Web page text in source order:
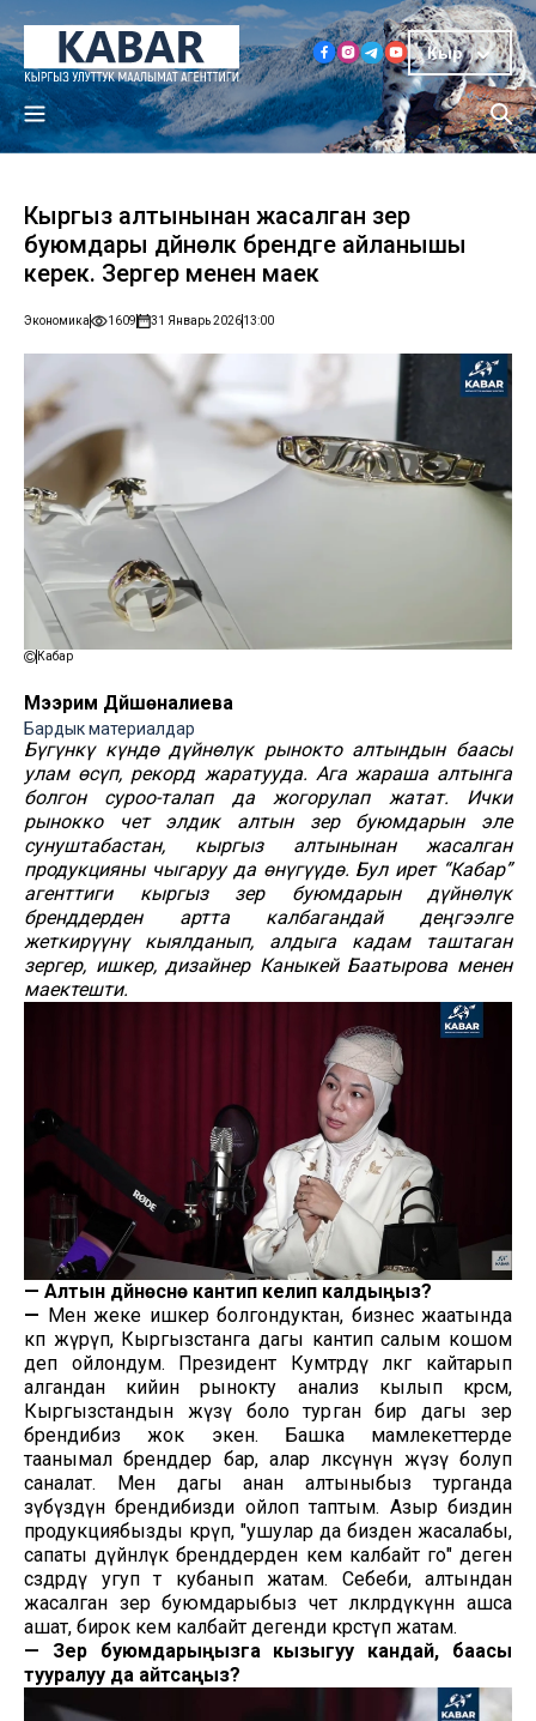
Кыр
Кыргыз алтынынан жасалган зер
буюмдары дүйнөлүк брендге айланышы
керек. Зергер менен маек
Экономика 1609 31 Январь 202613:00
Кабар
Мээрим Дүйшөналиева
Бардык материалдар
Бүгүнкү күндө дүйнөлүк рынокто алтындын баасы
улам өсүп, рекорд жаратууда. Ага жараша алтынга
болгон суроо-талап да жогорулап жатат. Ички
рынокко чет элдик алтын зер буюмдарын эле
сунуштабастан, кыргыз алтынынан жасалган
продукцияны чыгаруу да өнүгүүдө. Бул ирет “Кабар”
агенттиги кыргыз зер буюмдарын дүйнөлүк
бренддерден артта калбагандай деңгээлге
жеткирүүнү кыялданып, алдыга кадам таштаган
зергер, ишкер, дизайнер Каныкей Баатырова менен
маектешти.
— Алтын дүйнөсүнө кантип келип калдыңыз?
— Мен жеке ишкер болгондуктан, бизнес жаатында
көп жүрүп, Кыргызстанга дагы кантип салым кошом
деп ойлондум. Президент Кумтөрдү өлкөгө кайтарып
алгандан кийин рынокту анализ кылып көрсөм,
Кыргызстандын жүзү боло турган бир дагы зер
брендибиз жок экен. Башка мамлекеттерде
таанымал бренддер бар, алар өлкөсүнүн жүзү болуп
саналат. Мен дагы анан алтыныбыз турганда
өзүбүздүн брендибизди ойлоп таптым. Азыр биздин
продукциябызды көрүп, "ушулар да бизден жасалабы,
сапаты дүйнөлүк бренддерден кем калбайт го" деген
сөздөрдү угуп өтө кубанып жатам. Себеби, алтындан
жасалган зер буюмдарыбыз чет өлкөлөрдүкүнөн ашса
ашат, бирок кем калбайт дегенди көрсөтүп жатам.
—
Зер буюмдарыңызга кызыгуу кандай, баасы
тууралуу да айтсаңыз?